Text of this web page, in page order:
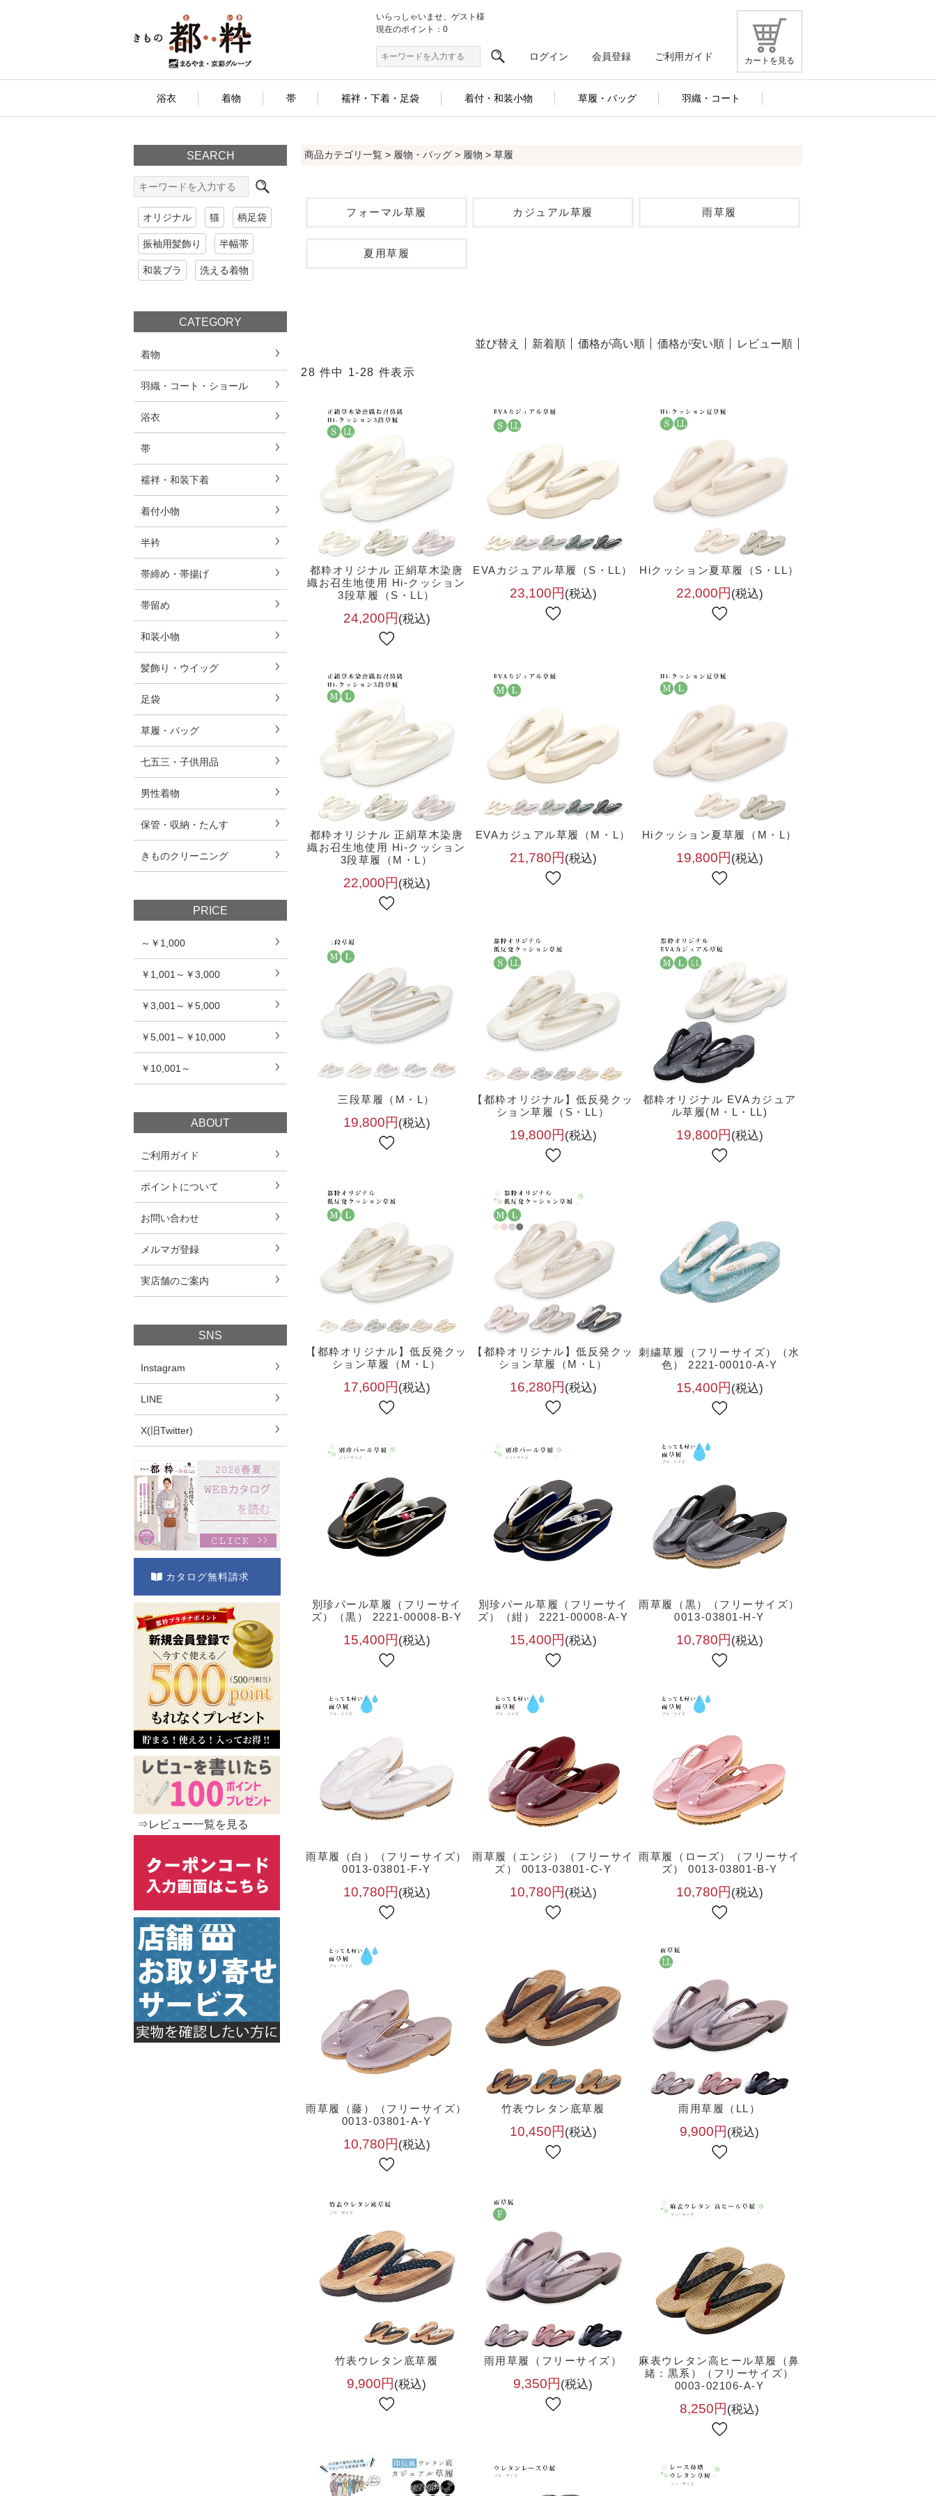
カートを見る
いらっしゃいませ、ゲスト様
現在のポイント：0
ログイン 会員登録 ご利用ガイド
浴衣 着物 帯 襦袢・下着・足袋 着付・和装小物 草履・バッグ 羽織・コート
SEARCH
オリジナル 猫 柄足袋
振袖用髪飾り 半幅帯
和装ブラ 洗える着物
CATEGORY
着物
羽織・コート・ショール
浴衣
帯
襦袢・和装下着
着付小物
半衿
帯締め・帯揚げ
帯留め
和装小物
髪飾り・ウイッグ
足袋
草履・バッグ
七五三・子供用品
男性着物
保管・収納・たんす
きものクリーニング
PRICE
～￥1,000
￥1,001～￥3,000
￥3,001～￥5,000
￥5,001～￥10,000
￥10,001～
ABOUT
ご利用ガイド
ポイントについて
お問い合わせ
メルマガ登録
実店舗のご案内
SNS
Instagram
LINE
X(旧Twitter)
カタログ無料請求
⇒レビュー一覧を見る
商品カテゴリ一覧 > 履物・バッグ > 履物 > 草履
フォーマル草履 カジュアル草履 雨草履
夏用草履
並び替え 新着順 価格が高い順 価格が安い順 レビュー順
28 件中 1-28 件表示
都粋オリジナル 正絹草木染唐
織お召生地使用 Hi-クッション
3段草履（S・LL）
24,200円 (税込)
EVAカジュアル草履（S・LL）
23,100円 (税込)
Hiクッション夏草履（S・LL）
22,000円 (税込)
都粋オリジナル 正絹草木染唐
織お召生地使用 Hi-クッション
3段草履（M・L）
22,000円 (税込)
EVAカジュアル草履（M・L）
21,780円 (税込)
Hiクッション夏草履（M・L）
19,800円 (税込)
三段草履（M・L）
19,800円 (税込)
【都粋オリジナル】低反発クッ
ション草履（S・LL）
19,800円 (税込)
都粋オリジナル EVAカジュア
ル草履(M・L・LL)
19,800円 (税込)
【都粋オリジナル】低反発クッ
ション草履（M・L）
17,600円 (税込)
【都粋オリジナル】低反発クッ
ション草履（M・L）
16,280円 (税込)
刺繍草履（フリーサイズ）（水
色） 2221-00010-A-Y
15,400円 (税込)
別珍パール草履（フリーサイ
ズ）（黒） 2221-00008-B-Y
15,400円 (税込)
別珍パール草履（フリーサイ
ズ）（紺） 2221-00008-A-Y
15,400円 (税込)
雨草履（黒）（フリーサイズ）
0013-03801-H-Y
10,780円 (税込)
雨草履（白）（フリーサイズ）
0013-03801-F-Y
10,780円 (税込)
雨草履（エンジ）（フリーサイ
ズ） 0013-03801-C-Y
10,780円 (税込)
雨草履（ローズ）（フリーサイ
ズ） 0013-03801-B-Y
10,780円 (税込)
雨草履（藤）（フリーサイズ）
0013-03801-A-Y
10,780円 (税込)
竹表ウレタン底草履
10,450円 (税込)
雨用草履（LL）
9,900円 (税込)
竹表ウレタン底草履
9,900円 (税込)
雨用草履（フリーサイズ）
9,350円 (税込)
麻表ウレタン高ヒール草履（鼻
緒：黒系）（フリーサイズ）
0003-02106-A-Y
8,250円 (税込)